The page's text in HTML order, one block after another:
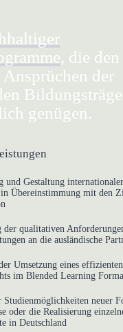
, die den
der
genügen.
und Gestaltung internationaler
Übereinstimmung mit den
der qualitativen
an die ausländische
Umsetzung eines effizienten
im Blended Learning
Studienmöglichkeiten neuer
oder die Realisierung
in Deutschland